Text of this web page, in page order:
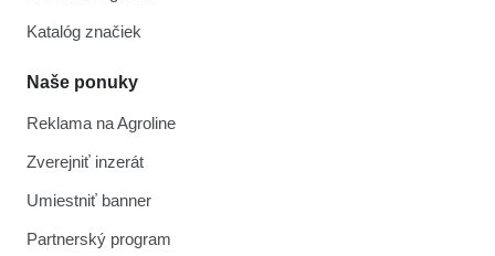
Katalóg značiek
Naše ponuky
Reklama na Agroline
Zverejniť inzerát
Umiestniť banner
Partnerský program